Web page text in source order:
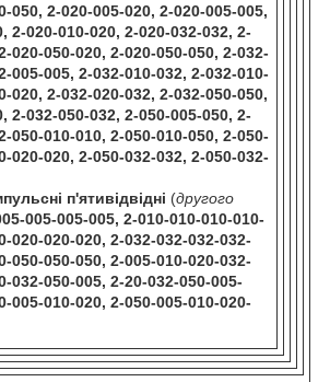
050, 2-020-005-020, 2-020-005-005,
2-020-010-020, 2-020-032-032, 2-
020-050-020, 2-020-050-050, 2-032-
005-005, 2-032-010-032, 2-032-010-
020, 2-032-020-032, 2-032-050-050,
2-032-050-032, 2-050-005-050, 2-
050-010-010, 2-050-010-050, 2-050-
020-020, 2-050-032-032, 2-050-032-
п'ятивідвідні (другого
005-005-005, 2-010-010-010-010-
020-020-020, 2-032-032-032-032-
050-050-050, 2-005-010-020-032-
032-050-005, 2-20-032-050-005-
005-010-020, 2-050-005-010-020-